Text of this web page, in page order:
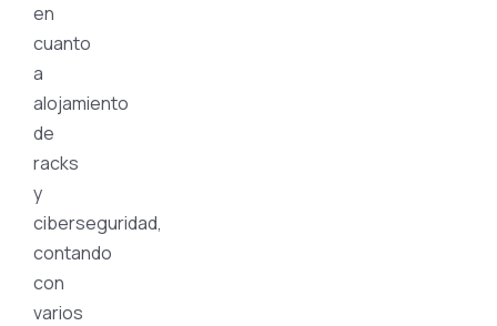
en
cuanto
a
alojamiento
de
racks
y
ciberseguridad,
contando
con
varios